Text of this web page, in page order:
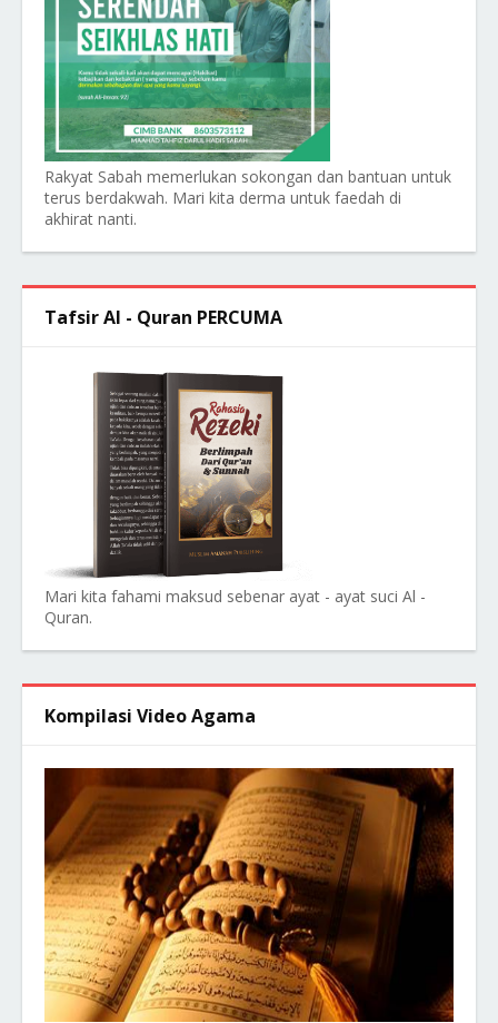
Rakyat Sabah memerlukan sokongan dan bantuan untuk
terus berdakwah. Mari kita derma untuk faedah di
akhirat nanti.
Tafsir Al - Quran PERCUMA
Mari kita fahami maksud sebenar ayat - ayat suci Al -
Quran.
Kompilasi Video Agama